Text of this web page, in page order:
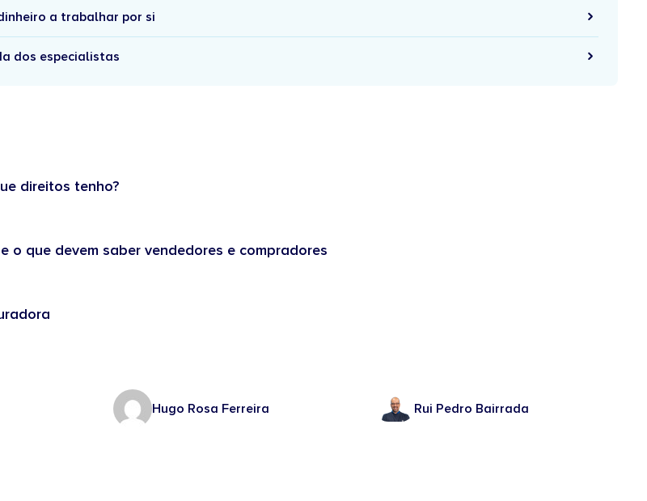
a trabalhar por si
dos especialistas
direitos tenho?
o que devem saber vendedores e compradores
Hugo Rosa Ferreira Rui Pedro Bairrada